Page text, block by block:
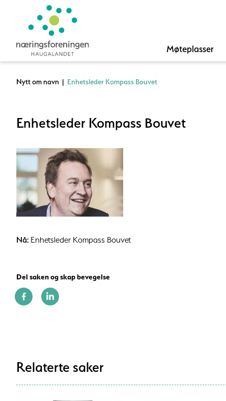
Møteplasser
Nytt om navn | Enhetsleder Kompass Bouvet
Enhetsleder Kompass Bouvet
Nå: Enhetsleder Kompass Bouvet
Del saken og skap bevegelse
Relaterte saker